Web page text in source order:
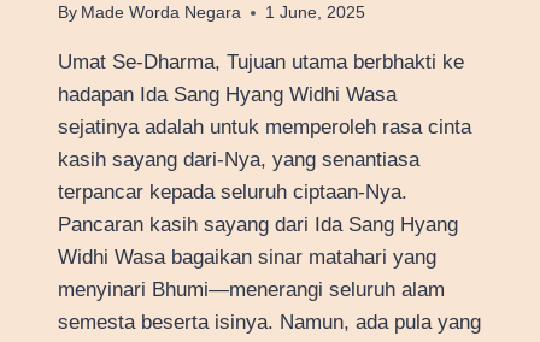
By Made Worda Negara 1 June, 2025
Umat Se-Dharma, Tujuan utama berbhakti ke
hadapan Ida Sang Hyang Widhi Wasa
sejatinya adalah untuk memperoleh rasa cinta
kasih sayang dari-Nya, yang senantiasa
terpancar kepada seluruh ciptaan-Nya.
Pancaran kasih sayang dari Ida Sang Hyang
Widhi Wasa bagaikan sinar matahari yang
menyinari Bhumi—menerangi seluruh alam
semesta beserta isinya. Namun, ada pula yang